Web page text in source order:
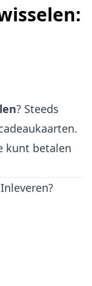
? Steeds
kunt betalen